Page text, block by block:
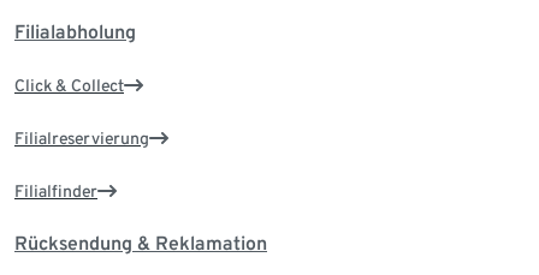
Filialabholung
Click & Collect
Filialreservierung
Filialfinder
Rücksendung & Reklamation